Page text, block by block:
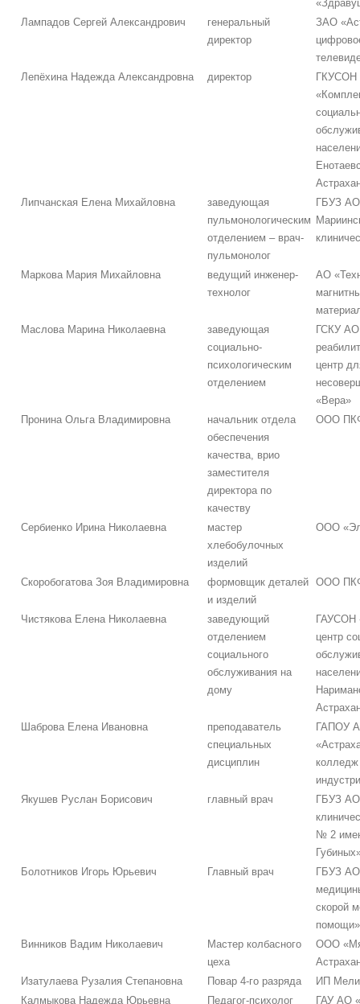
Лампадов Сергей Александрович
генеральный
директор
ЗАО
Лепёхина Надежда Александровна
директор
Липчанская Елена Михайловна
заведующая
пульмонологическим
отделением – врач-
пульмонолог
ГБУЗ АО
Маркова Мария Михайловна
ведущий инженер-
технолог
АО
Маслова Марина Николаевна
заведующая
социально-
психологическим
отделением
ГСКУ АО
центр
«Вера»
Пронина Ольга Владимировна
начальник отдела
обеспечения
качества, врио
заместителя
директора по
качеству
ООО
Сербиенко Ирина Николаевна
мастер
хлебобулочных
изделий
ООО
Скоробогатова Зоя Владимировна
формовщик деталей
и изделий
ООО
Чистякова Елена Николаевна
заведующий
отделением
социального
обслуживания на
дому
ГАУСОН
центр
Шаброва Елена Ивановна
преподаватель
специальных
дисциплин
ГАПОУ
Якушев Руслан Борисович
главный врач
ГБУЗ АО
№ 2
Болотников Игорь Юрьевич
Главный врач
ГБУЗ
скорой
помощи»
Винников Вадим Николаевич
Мастер колбасного
цеха
ООО
Изатулаева Рузалия Степановна
Повар 4-го разряда
ИП
Калмыкова Надежда Юрьевна
Педагог-психолог
ГАУ АО